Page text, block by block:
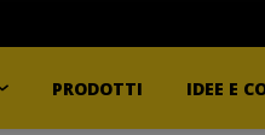
PRODOTTI IDEE E